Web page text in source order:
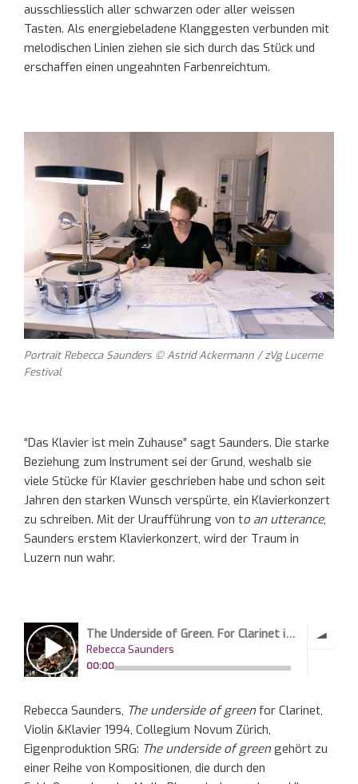
ausschliesslich aller schwarzen oder aller weissen
Tasten. Als energiebeladene Klanggesten verbunden mit
melodischen Linien ziehen sie sich durch das Stück und
erschaffen einen ungeahnten Farbenreichtum.
Portrait Rebecca Saunders © Astrid Ackermann / zVg Lucerne
Festival
“Das Klavier ist mein Zuhause” sagt Saunders. Die starke
Beziehung zum Instrument sei der Grund, weshalb sie
viele Stücke für Klavier geschrieben habe und schon seit
Jahren den starken Wunsch verspürte, ein Klavierkonzert
zu schreiben. Mit der Uraufführung von to an utterance,
Saunders erstem Klavierkonzert, wird der Traum in
Luzern nun wahr.
Rebecca Saunders, The underside of greenfor Clarinet,
Violin &Klavier 1994, Collegium Novum Zürich,
Eigenproduktion SRG: The underside of greengehört zu
einer Reihe von Kompositionen, die durch den